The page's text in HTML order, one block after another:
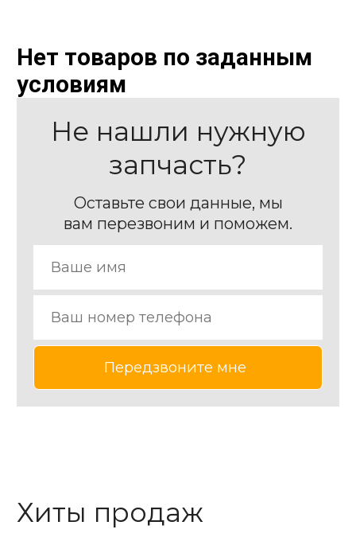
Нет товаров по заданным
условиям
Не нашли нужную
запчасть?
Оставьте свои данные, мы
вам перезвоним и поможем.
Хиты продаж